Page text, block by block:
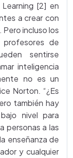
[2] en
a crear con
incluso los
de
sentirse
inteligencia
no es un
Norton. “¿Es
también hay
nivel para
personas a las
enseñanza de
y cualquier